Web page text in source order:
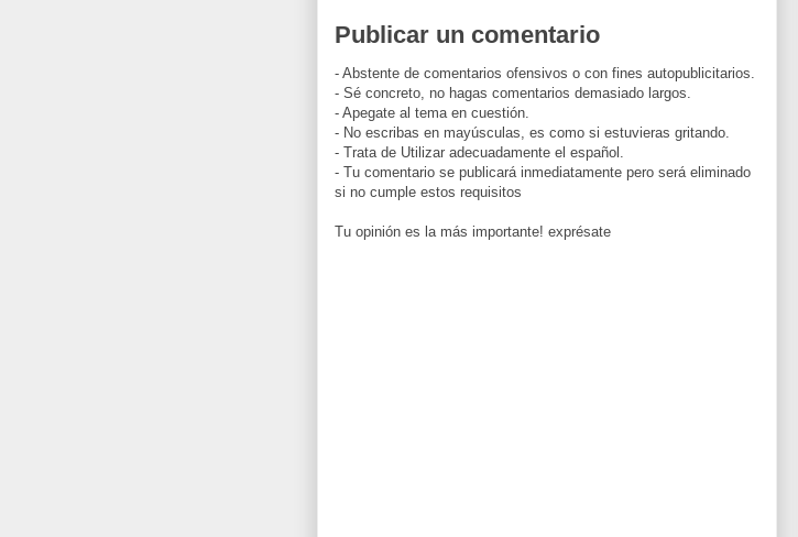
Publicar un comentario
- Abstente de comentarios ofensivos o con fines autopublicitarios.
- Sé concreto, no hagas comentarios demasiado largos.
- Apegate al tema en cuestión.
- No escribas en mayúsculas, es como si estuvieras gritando.
- Trata de Utilizar adecuadamente el español.
- Tu comentario se publicará inmediatamente pero será eliminado
si no cumple estos requisitos
Tu opinión es la más importante! exprésate